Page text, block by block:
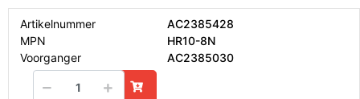
Artikelnummer
AC2385428
MPN
HR10-8N
Voorganger
AC2385030